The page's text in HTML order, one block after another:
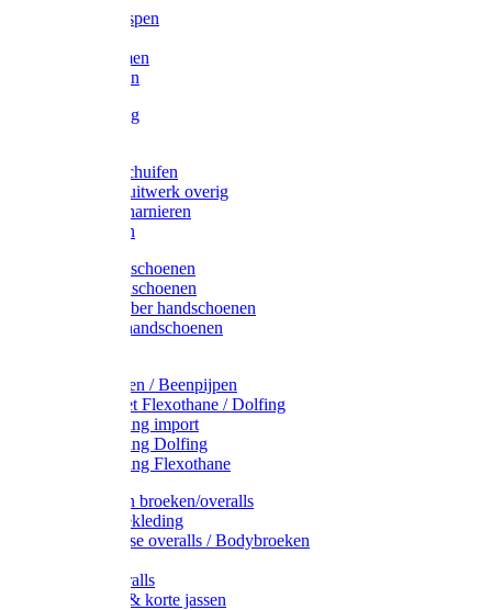
Vijlen / Raspen
Lijmklemmen
Waterpassen
Bouwbeslag
Grendels/schuifen
Hang en sluitwerk overig
Hengen/scharnieren
Scharnieren
Latex handschoenen
Leren handschoenen
PVC / Rubber handschoenen
Katoenen handschoenen
Plukmouwen / Beenpijpen
Reparatieset Flexothane / Dolfing
Regenkleding import
Regenkleding Dolfing
Regenkleding Flexothane
Toebehoren broeken/overalls
Signalisatiekleding
Amerikaanse overalls / Bodybroeken
Kinderoveralls
Stofjassen & korte jassen